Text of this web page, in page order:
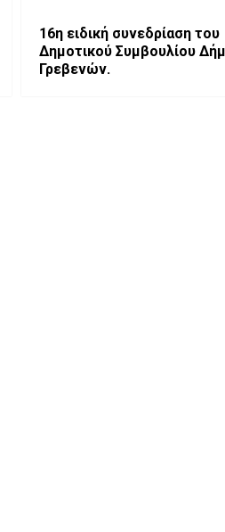
16η ειδική συνεδρίαση του
Δημοτικού Συμβουλίου
Γρεβενών.